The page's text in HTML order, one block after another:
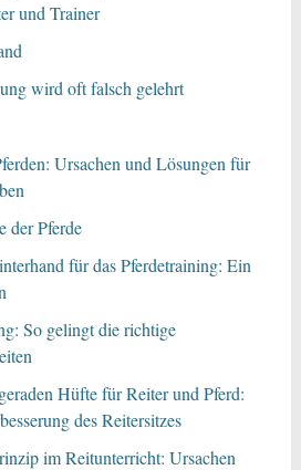
und Trainer
wird oft falsch gelehrt
Ursachen und Lösungen für
der Pferde
für das Pferdetraining: Ein
So gelingt die richtige
Hüfte für Reiter und Pferd:
des Reitersitzes
im Reitunterricht: Ursachen